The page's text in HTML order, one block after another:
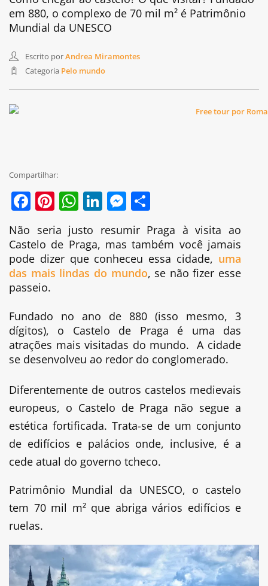
em 880, o complexo de 70 mil m² é Patrimônio
Mundial da UNESCO
Escrito porAndrea Miramontes
Categoria Pelo mundo
Compartilhar:
Facebook
Pinterest
WhatsApp
LinkedIn
Messenger
Não seria justo resumir Praga à visita ao
Castelo de Praga, mas também você jamais
pode dizer que conheceu essa cidade, uma
das mais lindas do mundo, se não fizer esse
passeio.
Fundado no ano de 880 (isso mesmo, 3
dígitos), o Castelo de Praga é uma das
atrações mais visitadas do mundo. A cidade
se desenvolveu ao redor do conglomerado.
Diferentemente de outros castelos medievais
europeus, o Castelo de Praga não segue a
estética fortificada. Trata-se de um conjunto
de edifícios e palácios onde, inclusive, é a
cede atual do governo tcheco.
Patrimônio Mundial da UNESCO, o castelo
tem 70 mil m² que abriga vários edifícios e
ruelas.